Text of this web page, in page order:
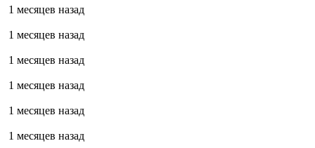
1 месяцев назад
1 месяцев назад
1 месяцев назад
1 месяцев назад
1 месяцев назад
1 месяцев назад